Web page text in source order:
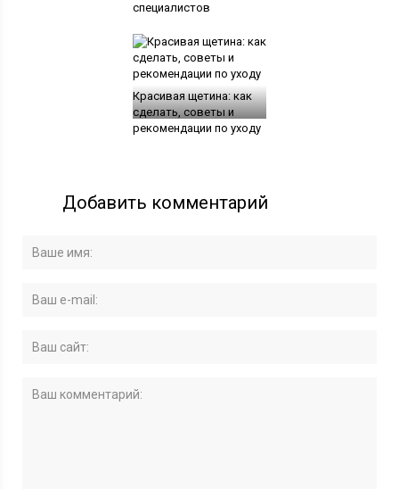
специалистов
Красивая щетина: как
сделать, советы и
рекомендации по уходу
Добавить комментарий